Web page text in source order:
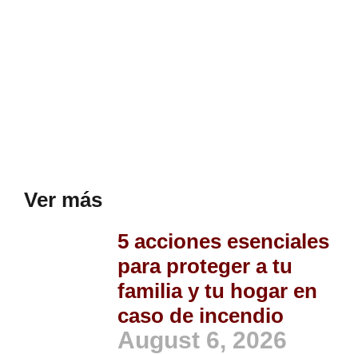
Ver más
5 acciones esenciales
para proteger a tu
familia y tu hogar en
caso de incendio
August 6, 2026